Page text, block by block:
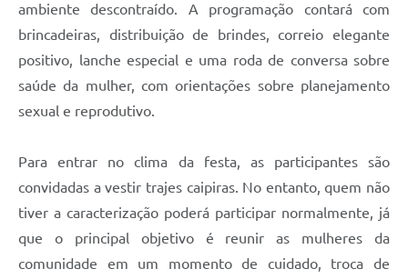
ambiente descontraído. A programação contará com
brincadeiras, distribuição de brindes, correio elegante
positivo, lanche especial e uma roda de conversa sobre
saúde da mulher, com orientações sobre planejamento
sexual e reprodutivo.
Para entrar no clima da festa, as participantes são
convidadas a vestir trajes caipiras. No entanto, quem não
tiver a caracterização poderá participar normalmente, já
que o principal objetivo é reunir as mulheres da
comunidade em um momento de cuidado, troca de